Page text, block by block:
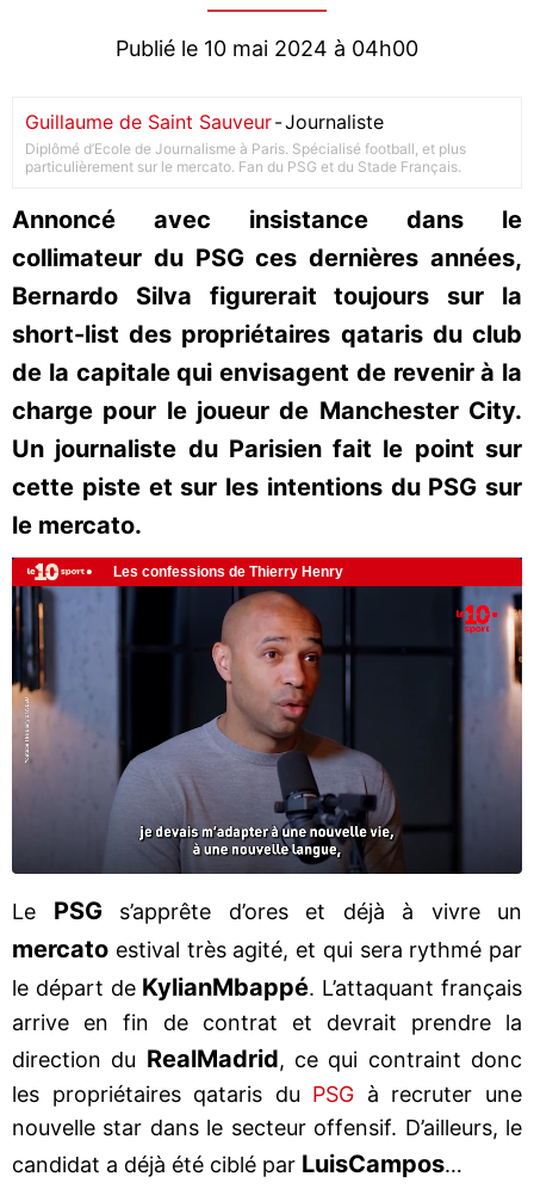
Publié le 10 mai 2024 à 04h00
Guillaume de Saint Sauveur-Journaliste
Diplômé d’Ecole de Journalisme à Paris. Spécialisé football, et plus
particulièrement sur le mercato. Fan du PSG et du Stade Français.
Annoncé avec insistance dans le
collimateur du PSG ces dernières années,
Bernardo Silva figurerait toujours sur la
short-list des propriétaires qataris du club
de la capitale qui envisagent de revenir à la
charge pour le joueur de Manchester City.
Un journaliste du Parisien fait le point sur
cette piste et sur les intentions du PSG sur
le mercato.
Le PSGs’apprête d’ores et déjà à vivre un
mercato estival très agité, et qui sera rythmé par
le départ de KylianMbappé. L’attaquant français
arrive en fin de contrat et devrait prendre la
direction du RealMadrid, ce qui contraint donc
les propriétaires qataris du PSG à recruter une
nouvelle star dans le secteur offensif. D’ailleurs, le
candidat a déjà été ciblé par LuisCampos…